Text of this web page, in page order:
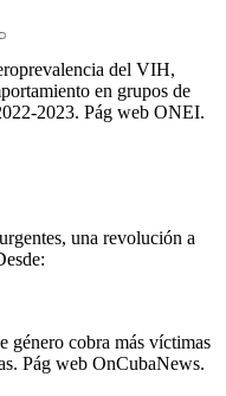
del VIH,
en grupos de
2023. Pág web ONEI.
una revolución a
género cobra más víctimas
. Pág web OnCubaNews.